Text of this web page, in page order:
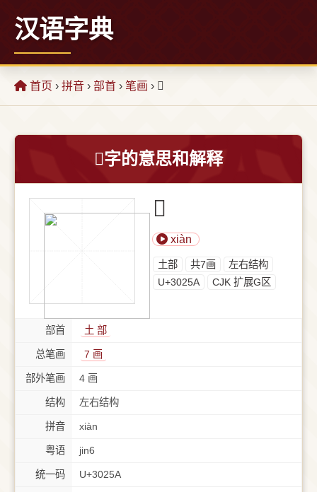
汉语字典
首页 › 拼音 › 部首 › 笔画 › 𰉚
𰉚字的意思和解释
𰉚
xiàn
⼟部 共7画
左右结构
U+3025A
CJK 扩展G区
部首 ⼟ 部
总笔画 7 画
部外笔画 4 画
结构 左右结构
拼音 xiàn
粤语 jin6
统一码 U+3025A